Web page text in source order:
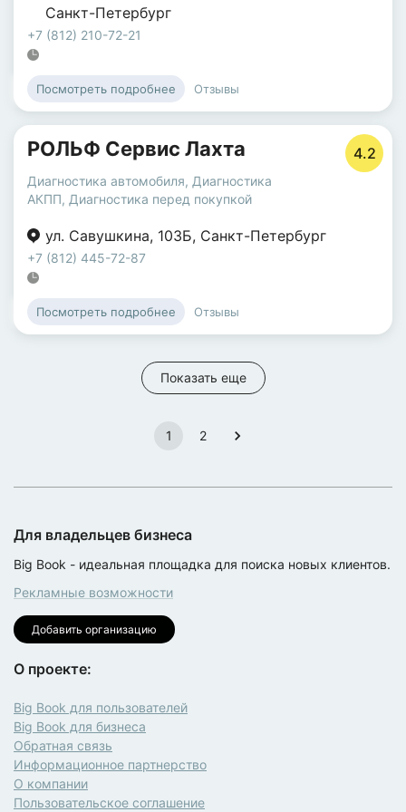
Санкт-Петербург
+7 (812) 210-72-21
Посмотреть подробнее Отзывы
РОЛЬФ Сервис Лахта 4.2
Диагностика автомобиля, Диагностика
АКПП, Диагностика перед покупкой
ул. Савушкина, 103Б, Санкт-Петербург
+7 (812) 445-72-87
Посмотреть подробнее Отзывы
Показать еще
1 2
Для владельцев бизнеса
Big Book - идеальная площадка для поиска новых клиентов.
Рекламные возможности
Добавить организацию
О проекте:
Big Book для пользователей
Big Book для бизнеса
Обратная связь
Информационное партнерство
О компании
Пользовательское соглашение